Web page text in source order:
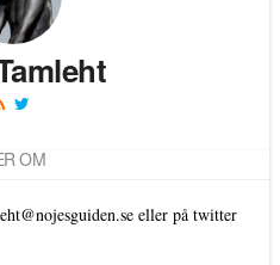
OM
eller på twitter